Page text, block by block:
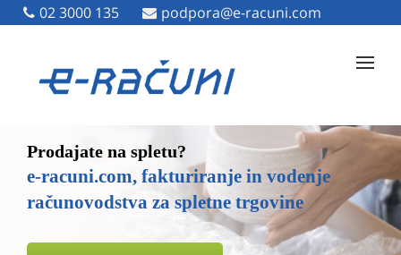
02 3000 135 podpora@e-racuni.com
02 3000 135 podpora@e-racuni.com
Prodajate na spletu?
e-racuni.com, fakturiranje in vodenje
računovodstva za spletne trgovine